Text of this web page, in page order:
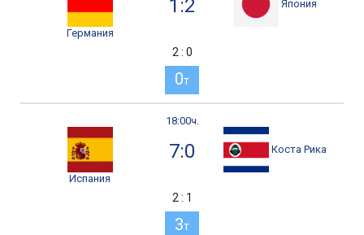
Германия
1:2 Япония
2 : 0
0т
18:00ч.
Испания
7:0 Коста Рика
2 : 1
3т